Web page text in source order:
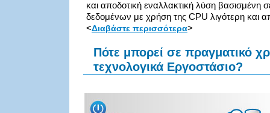
και αποδοτική εναλλακτική λύση βασισμένη
δεδομένων με χρήση της CPU λιγότερη και
<Διαβάστε περισσότερα>
Πότε μπορεί σε πραγματικό
τεχνολογικά Εργοστάσιο?